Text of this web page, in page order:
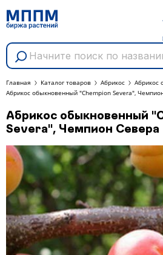
Главная Каталог товаров Абрикос
Абрикос
Абрикос обыкновенный "Chempion Severa",
Абрикос обыкновенный
Severa", Чемпион Севера